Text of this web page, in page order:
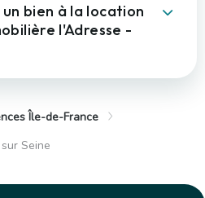
bien à la location
l'Adresse -
Île-de-France
Seine